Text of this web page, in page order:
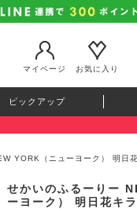
マイページ
お気に入り
ピックアップ
YORK（ニューヨーク） 明日
せかいのふるーりー
ーヨーク） 明日花キ